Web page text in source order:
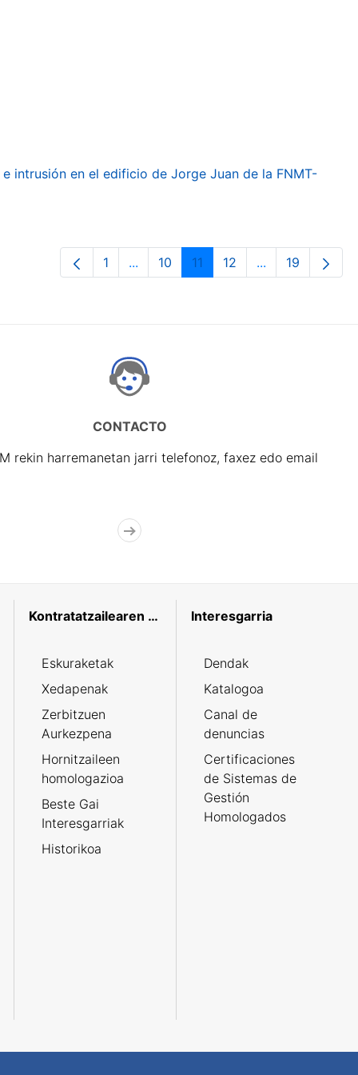
intrusión en el edificio de Jorge Juan de la FNMT-
Orrialdea
1 ...Intermediate Pages Use TAB to
Orrialdea
10 Orrialdea
11 Orrialdea
12 ...Intermediate
Orrialdea
19
CONTACTO
rekin harremanetan jarri telefonoz, faxez edo email
Kontratatzailearen profila
Eskuraketak
Xedapenak
Zerbitzuen
Aurkezpena
Hornitzaileen
homologazioa
Beste Gai
Interesgarriak
Historikoa
Interesgarria
Dendak
Katalogoa
Canal de
denuncias
Certificaciones
de Sistemas de
Gestión
Homologados